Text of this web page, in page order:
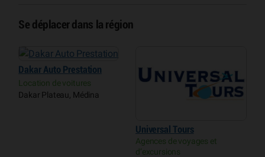
Se déplacer dans la région
Dakar Auto Prestation
Location de voitures
Dakar Plateau, Médina
Universal Tours
Agences de voyages et
d’excursions